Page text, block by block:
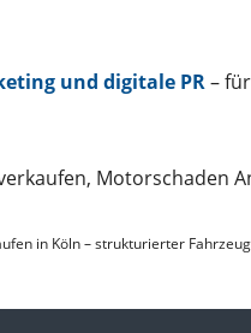
und digitale PR–
Motorschaden
in Köln – strukturierter